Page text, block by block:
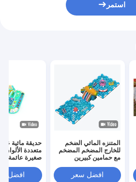
استمر
المتنزه المائي الضخم
للخارج المضخم المضخم
مع حمامين كبيرين
افضل سعر
حديقة مائية
متعددة الألوان
صغيرة عائمة
افضل